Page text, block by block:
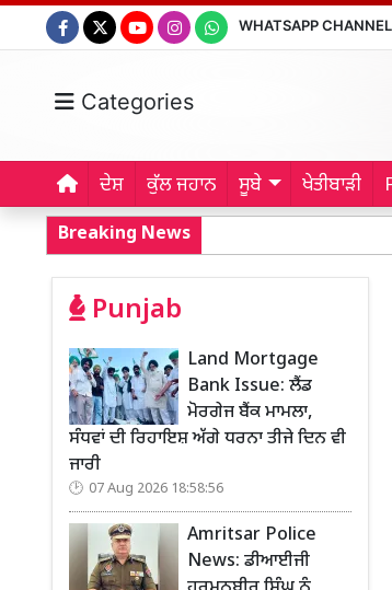
WHATSAPP CHANNEL
Categories
ਦੇਸ਼ ਕੁੱਲ ਜਹਾਨ ਸੂਬੇ ਖੇਤੀਬਾੜੀ
Breaking News
Punjab
Land Mortgage
Bank Issue: ਲੈਂਡ
ਮੋਰਗੇਜ ਬੈਂਕ ਮਾਮਲਾ,
ਸੰਧਵਾਂ ਦੀ ਰਿਹਾਇਸ਼ ਅੱਗੇ ਧਰਨਾ ਤੀਜੇ ਦਿਨ ਵੀ
ਜਾਰੀ
07 Aug 2026 18:58:56
Amritsar Police
News: ਡੀਆਈਜੀ